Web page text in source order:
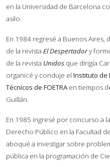
en la Universidad de Barcelona
asilo.
En 1984 regresé a Buenos
de la revista El Despertadory
de la revista Unidos que dirigía
organicé y conduje el Instituto de
Técnicos de FOETRAen tiempos
Guillán.
En 1985 ingresé por concurso a
Derecho Público en la Facultad
aboqué a investigar sobre
pública en la programación de